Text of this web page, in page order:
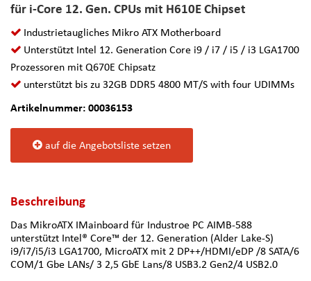
für i-Core 12. Gen. CPUs mit H610E Chipset
Industrietaugliches Mikro ATX Motherboard
Unterstützt Intel 12. Generation Core i9 / i7 / i5 / i3 LGA1700
Prozessoren mit Q670E Chipsatz
unterstützt bis zu 32GB DDR5 4800 MT/S with four UDIMMs
Artikelnummer: 00036153
auf die Angebotsliste setzen
Beschreibung
Das MikroATX IMainboard für Industroe PC AIMB-588
unterstützt Intel® Core™ der 12. Generation (Alder Lake-S)
i9/i7/i5/i3 LGA1700, MicroATX mit 2 DP++/HDMI/eDP /8 SATA/6
COM/1 Gbe LANs/ 3 2,5 GbE Lans/8 USB3.2 Gen2/4 USB2.0